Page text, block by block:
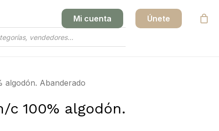
Mi cuenta Únete Close
algodón. Abanderado
100% algodón.